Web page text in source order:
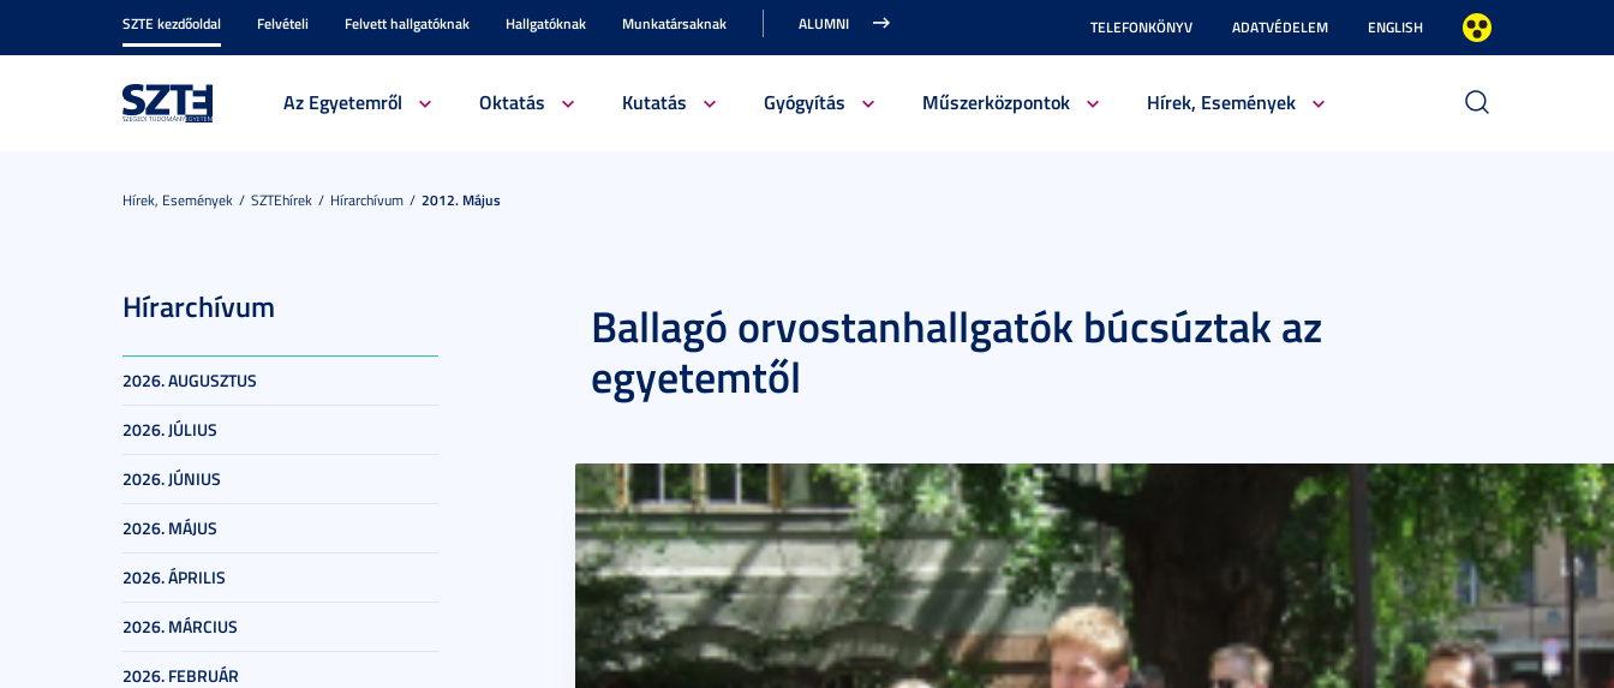
SZTE kezdőoldal Felvételi Felvett hallgatóknak Hallgatóknak Munkatársaknak ALUMNI TELEFONKÖNYV ADATVÉDELEM ENGLISH
Az Egyetemről Oktatás Kutatás Gyógyítás Műszerközpontok Hírek, Események
Hírek, Események SZTEhírek Hírarchívum 2012. Május
Hírarchívum
2026. AUGUSZTUS
2026. JÚLIUS
2026. JÚNIUS
2026. MÁJUS
2026. ÁPRILIS
2026. MÁRCIUS
2026. FEBRUÁR
Ballagó orvostanhallgatók búcsúztak az
egyetemtől